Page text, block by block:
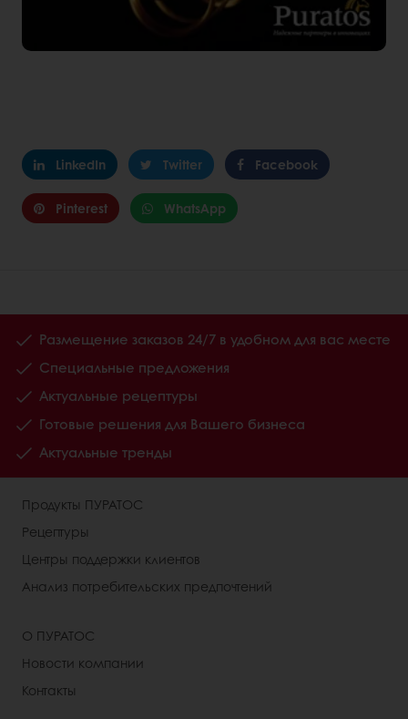
LinkedIn Twitter Facebook
Pinterest WhatsApp
Размещение заказов 24/7 в удобном для вас месте
Специальные предложения
Актуальные рецептуры
Готовые решения для Вашего бизнеса
Актуальные тренды
Продукты ПУРАТОС
Рецептуры
Центры поддержки клиентов
Анализ потребительских предпочтений
О ПУРАТОС
Новости компании
Контакты